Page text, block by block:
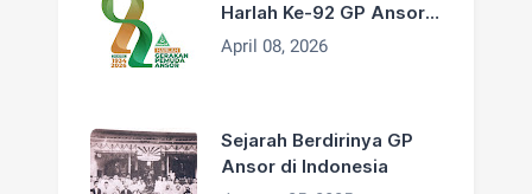
Harlah Ke-92 GP Ansor
Tahun 2026
April 08, 2026
Sejarah Berdirinya GP
Ansor di Indonesia